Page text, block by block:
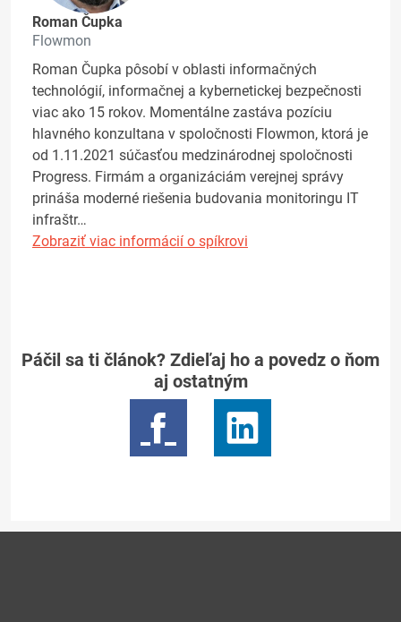
Roman Čupka
Flowmon
Roman Čupka pôsobí v oblasti informačných
technológií, informačnej a kybernetickej bezpečnosti
viac ako 15 rokov. Momentálne zastáva pozíciu
hlavného konzultana v spoločnosti Flowmon, ktorá je
od 1.11.2021 súčasťou medzinárodnej spoločnosti
Progress. Firmám a organizáciám verejnej správy
prináša moderné riešenia budovania monitoringu IT
infraštr…
Zobraziť viac informácií o spíkrovi
Páčil sa ti článok? Zdieľaj ho a povedz o ňom
aj ostatným